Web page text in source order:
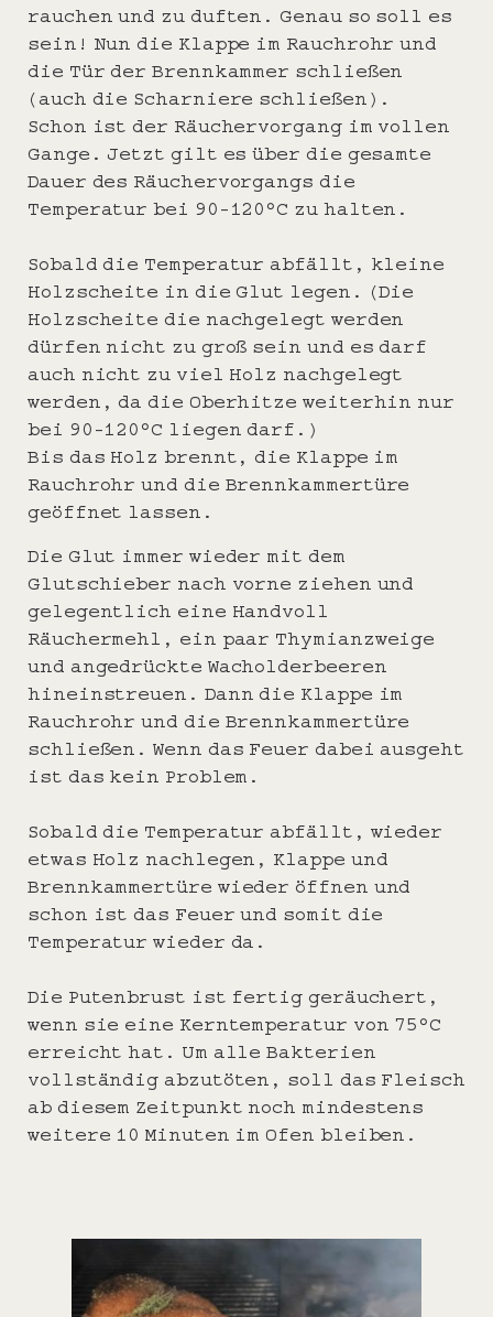
rauchen und zu duften. Genau so soll es
sein! Nun die Klappe im Rauchrohr und
die Tür der Brennkammer schließen
(auch die Scharniere schließen).
Schon ist der Räuchervorgang im vollen
Gange. Jetzt gilt es über die gesamte
Dauer des Räuchervorgangs die
Temperatur bei 90-120°C zu halten.
Sobald die Temperatur abfällt, kleine
Holzscheite in die Glut legen. (Die
Holzscheite die nachgelegt werden
dürfen nicht zu groß sein und es darf
auch nicht zu viel Holz nachgelegt
werden, da die Oberhitze weiterhin nur
bei 90-120°C liegen darf.)
Bis das Holz brennt, die Klappe im
Rauchrohr und die Brennkammertüre
geöffnet lassen.
Die Glut immer wieder mit dem
Glutschieber nach vorne ziehen und
gelegentlich eine Handvoll
Räuchermehl, ein paar Thymianzweige
und angedrückte Wacholderbeeren
hineinstreuen. Dann die Klappe im
Rauchrohr und die Brennkammertüre
schließen. Wenn das Feuer dabei ausgeht
ist das kein Problem.
Sobald die Temperatur abfällt, wieder
etwas Holz nachlegen, Klappe und
Brennkammertüre wieder öffnen und
schon ist das Feuer und somit die
Temperatur wieder da.
Die Putenbrust ist fertig geräuchert,
wenn sie eine Kerntemperatur von 75°C
erreicht hat. Um alle Bakterien
vollständig abzutöten, soll das Fleisch
ab diesem Zeitpunkt noch mindestens
weitere 10 Minuten im Ofen bleiben.